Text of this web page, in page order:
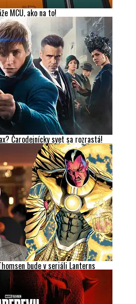
MCU, ako na to!
Čarodejnícky svet sa rozrastá!
bude v seriáli Lanterns